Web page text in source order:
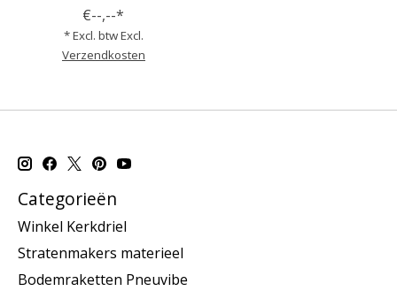
€--,--*
* Excl. btw Excl.
Verzendkosten
Categorieën
Winkel Kerkdriel
Stratenmakers materieel
Bodemraketten Pneuvibe